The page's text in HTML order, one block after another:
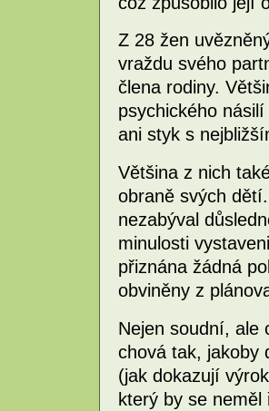
Z 28 žen
vraždu svého
člena rodiny.
psychického
ani styk s
Většina z nich
obraně svých
nezabýval
minulosti
přiznána žádná
obviněny z
Nejen soudní, ale
chová tak, jakoby
(jak dokazují
který by se